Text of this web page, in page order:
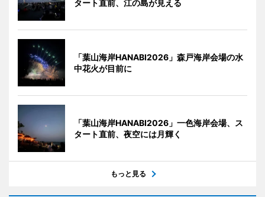
タート直前、江の島が見える
「葉山海岸HANABI2026」森戸海岸会場の水
中花火が目前に
「葉山海岸HANABI2026」一色海岸会場、ス
タート直前、夜空には月輝く
もっと見る